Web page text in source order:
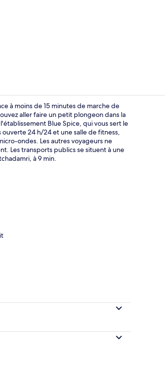
Salle de banquet
à moins de 15 minutes de marche de
aller faire un petit plongeon dans la
Blue Spice, qui vous sert le
24 h/24 et une salle de fitness,
ondes. Les autres voyageurs ne
Les transports publics se situent à une
à 9 min.